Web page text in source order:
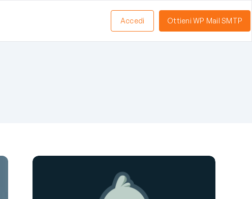
Accedi Ottieni WP Mail SMTP